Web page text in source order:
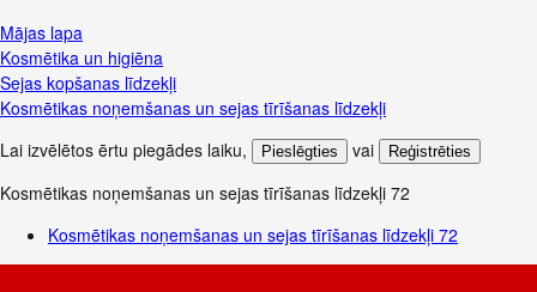
Mājas lapa
Kosmētika un higiēna
Sejas kopšanas līdzekļi
Kosmētikas noņemšanas un sejas tīrīšanas līdzekļi
Lai izvēlētos ērtu piegādes laiku, Pieslēgties vai Reģistrēties
Kosmētikas noņemšanas un sejas tīrīšanas līdzekļi 72
Kosmētikas noņemšanas un sejas tīrīšanas līdzekļi 72